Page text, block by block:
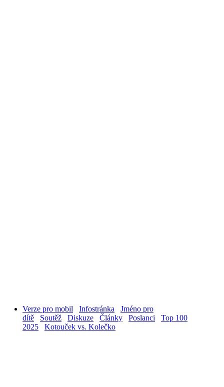
Verze pro mobil Infostránka
Jméno pro
dítě
Soutěž Diskuze Články Poslanci
Top 100
2025
Kotouček vs. Kolečko